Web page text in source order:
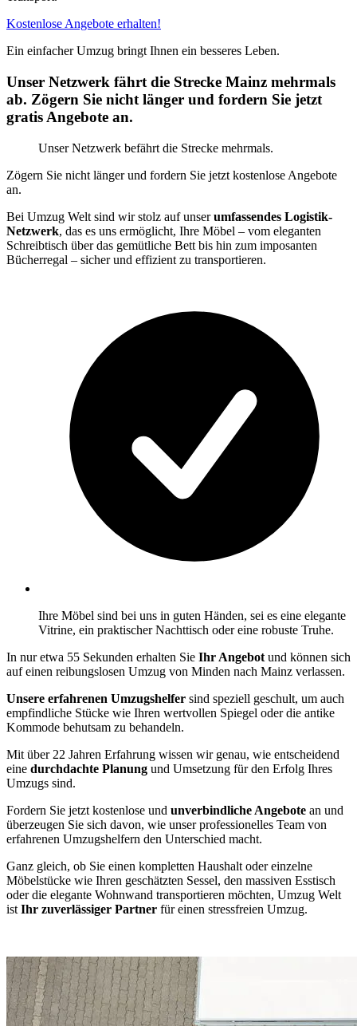
Kostenlose Angebote erhalten!
Ein einfacher Umzug bringt Ihnen ein besseres Leben.
Unser Netzwerk fährt die Strecke Mainz mehrmals
ab. Zögern Sie nicht länger und fordern Sie jetzt
gratis Angebote an.
Unser Netzwerk befährt die Strecke mehrmals.
Zögern Sie nicht länger und fordern Sie jetzt kostenlose Angebote
an.
Bei Umzug Welt sind wir stolz auf unserumfassendes Logistik-
Netzwerk, das es uns ermöglicht, Ihre Möbel – vom eleganten
Schreibtisch über das gemütliche Bett bis hin zum imposanten
Bücherregal – sicher und effizient zu transportieren.
Ihre Möbel sind bei uns in guten Händen, sei es eine elegante
Vitrine, ein praktischer Nachttisch oder eine robuste Truhe.
In nur etwa 55 Sekunden erhalten Sie Ihr Angebot und können sich
auf einen reibungslosen Umzug von Minden nach Mainz verlassen.
Unsere erfahrenen Umzugshelfer sind speziell geschult, um auch
empfindliche Stücke wie Ihren wertvollen Spiegel oder die antike
Kommode behutsam zu behandeln.
Mit über 22 Jahren Erfahrung wissen wir genau, wie entscheidend
eine durchdachte Planung und Umsetzung für den Erfolg Ihres
Umzugs sind.
Fordern Sie jetzt kostenlose und unverbindliche Angebote an und
überzeugen Sie sich davon, wie unser professionelles Team von
erfahrenen Umzugshelfern den Unterschied macht.
Ganz gleich, ob Sie einen kompletten Haushalt oder einzelne
Möbelstücke wie Ihren geschätzten Sessel, den massiven Esstisch
oder die elegante Wohnwand transportieren möchten, Umzug Welt
ist Ihr zuverlässiger Partner für einen stressfreien Umzug.